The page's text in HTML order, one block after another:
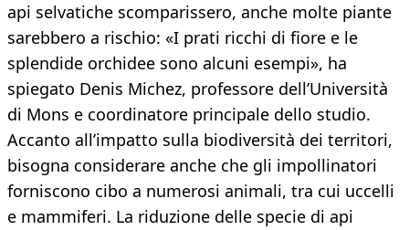
api selvatiche scomparissero, anche molte piante
sarebbero a rischio: «I prati ricchi di fiore e le
splendide orchidee sono alcuni esempi», ha
spiegato Denis Michez, professore dell’Università
di Mons e coordinatore principale dello studio.
Accanto all’impatto sulla biodiversità dei territori,
bisogna considerare anche che gli impollinatori
forniscono cibo a numerosi animali, tra cui uccelli
e mammiferi. La riduzione delle specie di api